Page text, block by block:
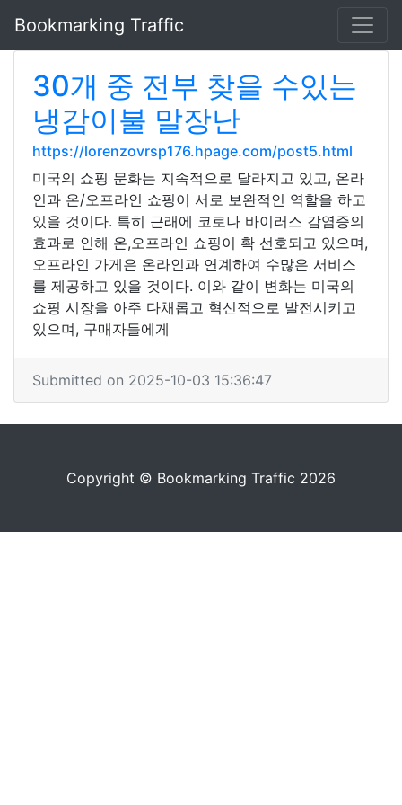
Bookmarking Traffic
30개 중 전부 찾을 수있는
냉감이불 말장난
https://lorenzovrsp176.hpage.com/post5.html
미국의 쇼핑 문화는 지속적으로 달라지고 있고, 온라
인과 온/오프라인 쇼핑이 서로 보완적인 역할을 하고
있을 것이다. 특히 근래에 코로나 바이러스 감염증의
효과로 인해 온,오프라인 쇼핑이 확 선호되고 있으며,
오프라인 가게은 온라인과 연계하여 수많은 서비스
를 제공하고 있을 것이다. 이와 같이 변화는 미국의
쇼핑 시장을 아주 다채롭고 혁신적으로 발전시키고
있으며, 구매자들에게
Submitted on 2025-10-03 15:36:47
Copyright © Bookmarking Traffic 2026